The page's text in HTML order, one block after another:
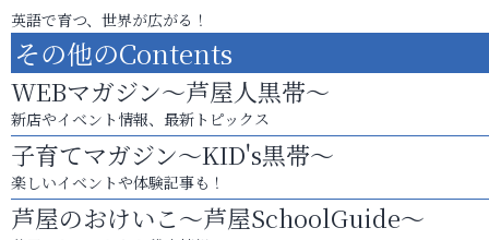
英語で育つ、世界が広がる！
その他のContents
WEBマガジン～芦屋人黒帯～
新店やイベント情報、最新トピックス
子育てマガジン～KID's黒帯～
楽しいイベントや体験記事も！
芦屋のおけいこ～芦屋SchoolGuide～